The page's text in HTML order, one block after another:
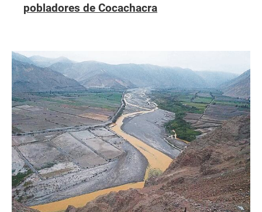
pobladores de Cocachacra